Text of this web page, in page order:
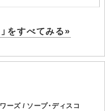
」をすべてみる»
ーズ / ソープ・ディスコ